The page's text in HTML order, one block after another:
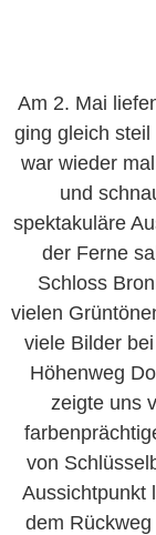
Am 2. Mai
ging gleich
war wieder
und
spektakuläre
der Ferne
Schloss
vielen
viele Bilder
Höhenweg
zeigte uns
von
Aussichtpunkt
dem